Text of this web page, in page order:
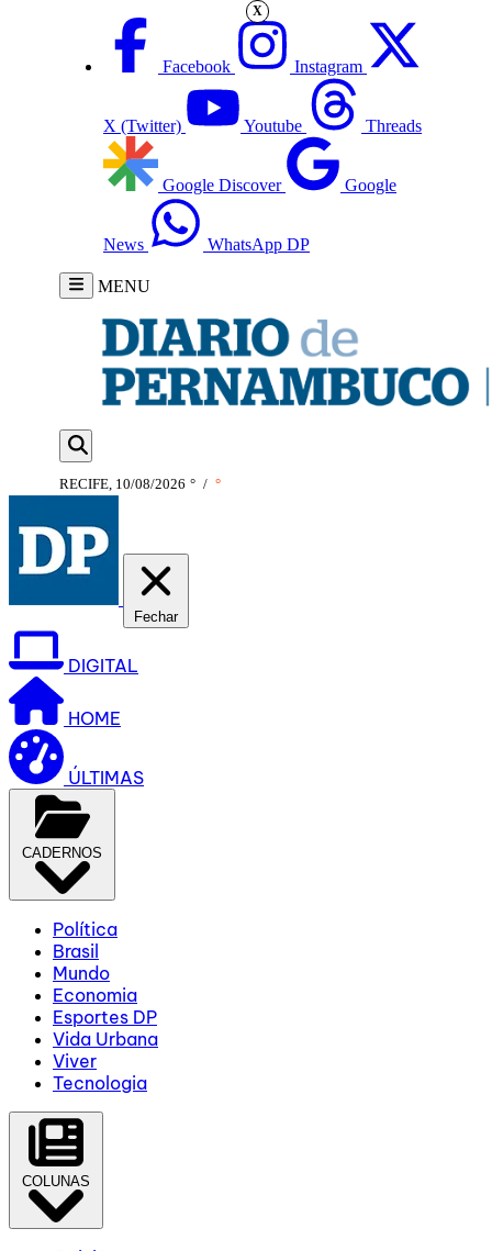
Facebook Instagram
X (Twitter) Youtube Threads
Google Discover Google
News WhatsApp DP
MENU
RECIFE, 10/08/2026 ° / °
Fechar
DIGITAL
HOME
ÚLTIMAS
CADERNOS
Política
Brasil
Mundo
Economia
Esportes DP
Vida Urbana
Viver
Tecnologia
COLUNAS
X